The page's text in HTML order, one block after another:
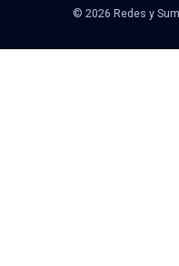
© 2026 Redes y